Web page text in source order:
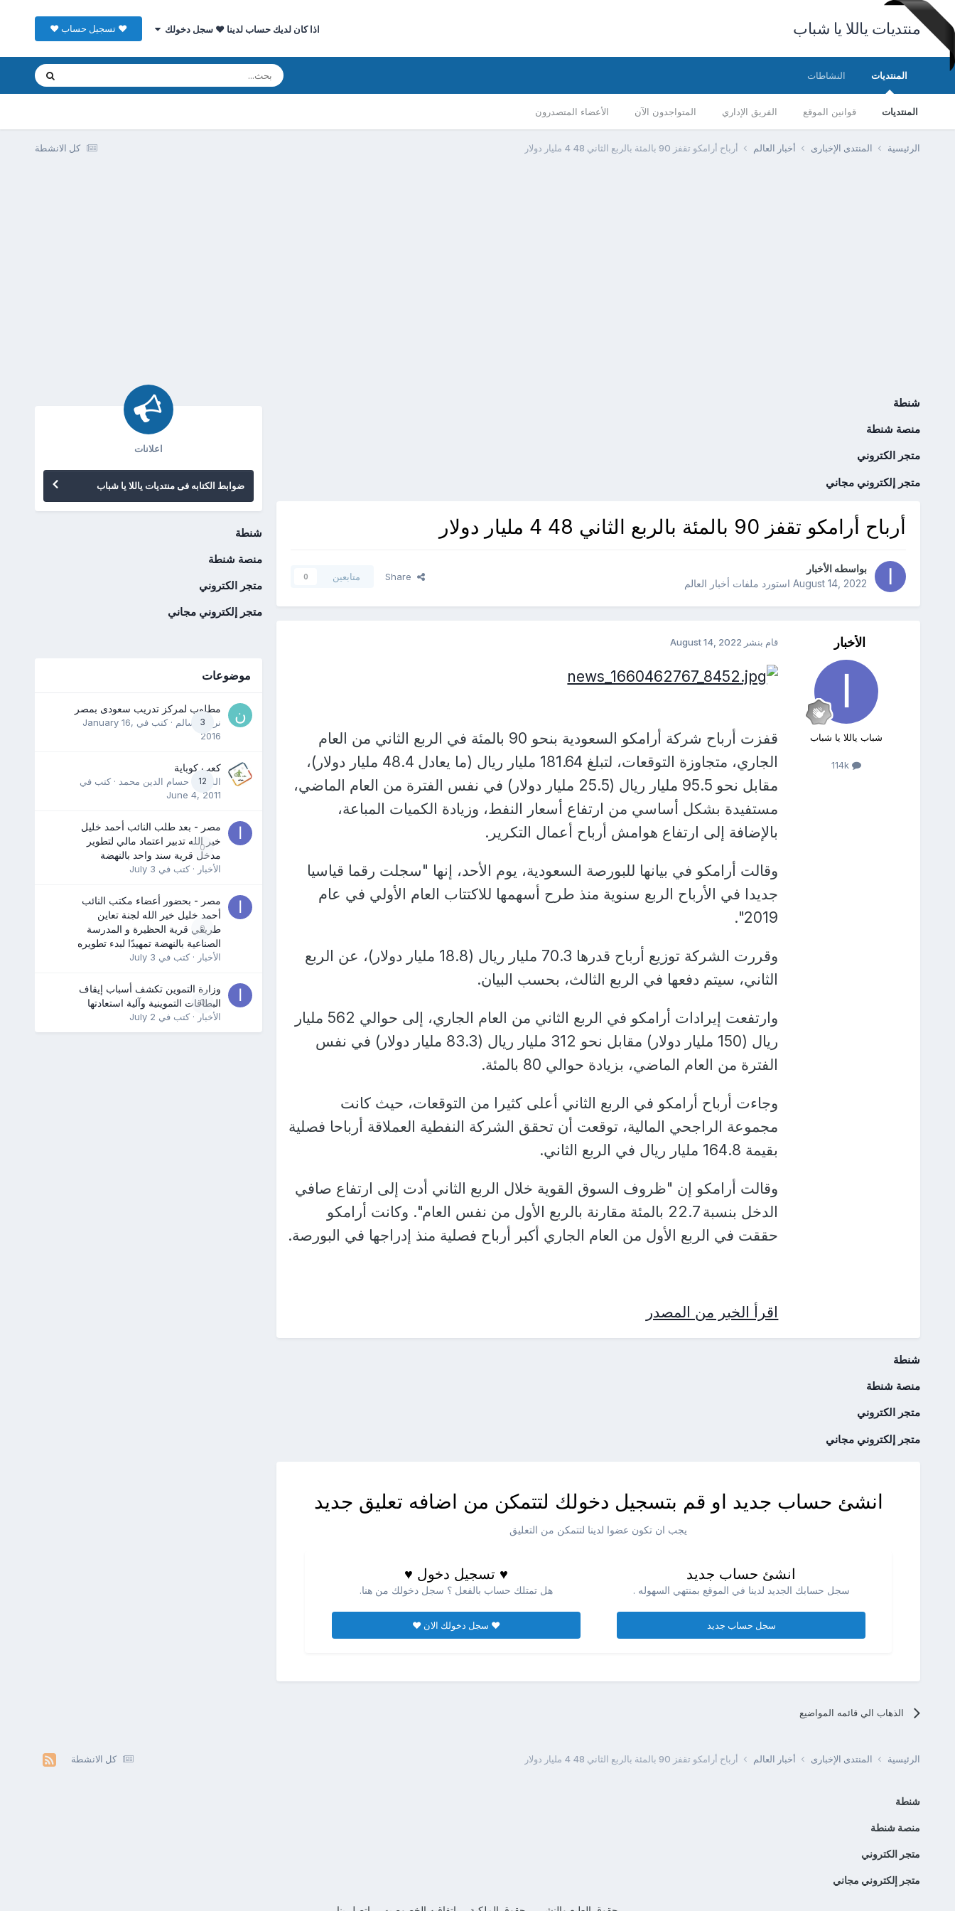
منتديات ياللا يا شباب اذا كان لديك حساب لدينا ♥ سجل دخولك ♥ تسجيل حساب ♥
المنتديات
المنتديات قوانين الموقع الفريق الإداري المتواجدون الآن الأعضاء المتصدرون
النشاطات
كل الانشطة الرئيسية المنتدى الإخبارى أخبار العالم أرباح أرامكو تقفز 90 بالمئة بالربع الثاني 48 4 مليار دولار
شنطة
منصة شنطة
متجر الكتروني
متجر إلكتروني مجاني
أرباح أرامكو تقفز 90 بالمئة بالربع الثاني 48 4 مليار دولار
بواسطه الأخبار
August 14, 2022استورد ملفات أخبار العالم
Share متابعين 0
الأخبار
شباب ياللا يا شباب
114k
قام بنشر August 14, 2022
قفزت أرباح شركة أرامكو السعودية بنحو 90 بالمئة في الربع الثاني من العام
الجاري، متجاوزة التوقعات، لتبلغ 181.64 مليار ريال (ما يعادل 48.4 مليار دولار)،
مقابل نحو 95.5 مليار ريال (25.5 مليار دولار) في نفس الفترة من العام الماضي،
مستفيدة بشكل أساسي من ارتفاع أسعار النفط، وزيادة الكميات المباعة،
بالإضافة إلى ارتفاع هوامش أرباح أعمال التكرير.
وقالت أرامكو في بيانها للبورصة السعودية، يوم الأحد، إنها "سجلت رقما قياسيا
جديدا في الأرباح الربع سنوية منذ طرح أسهمها للاكتتاب العام الأولي في عام
2019".
وقررت الشركة توزيع أرباح قدرها 70.3 مليار ريال (18.8 مليار دولار)، عن الربع
الثاني، سيتم دفعها في الربع الثالث، بحسب البيان.
وارتفعت إيرادات أرامكو في الربع الثاني من العام الجاري، إلى حوالي 562 مليار
ريال (150 مليار دولار) مقابل نحو 312 مليار ريال (83.3 مليار دولار) في نفس
الفترة من العام الماضي، بزيادة حوالي 80 بالمئة.
وجاءت أرباح أرامكو في الربع الثاني أعلى كثيرا من التوقعات، حيث كانت
مجموعة الراجحي المالية، توقعت أن تحقق الشركة النفطية العملاقة أرباحا فصلية
بقيمة 164.8 مليار ريال في الربع الثاني.
وقالت أرامكو إن "ظروف السوق القوية خلال الربع الثاني أدت إلى ارتفاع صافي
الدخل بنسبة 22.7 بالمئة مقارنة بالربع الأول من نفس العام". وكانت أرامكو
حققت في الربع الأول من العام الجاري أكبر أرباح فصلية منذ إدراجها في البورصة.
اقرأ الخبر من المصدر
شنطة
منصة شنطة
متجر الكتروني
متجر إلكتروني مجاني
انشئ حساب جديد او قم بتسجيل دخولك لتتمكن من اضافه تعليق جديد
يجب ان تكون عضوا لدينا لتتمكن من التعليق
انشئ حساب جديد
سجل حسابك الجديد لدينا في الموقع بمنتهي السهوله .
سجل حساب جديد
♥ تسجيل دخول ♥
هل تمتلك حساب بالفعل ؟ سجل دخولك من هنا.
♥ سجل دخولك الان ♥
الذهاب الي قائمه المواضيع
اعلانات
ضوابط الكتابه فى منتديات ياللا يا شباب
شنطة
منصة شنطة
متجر الكتروني
متجر إلكتروني مجاني
موضوعات
3
مطلوب لمركز تدريب سعودى بمصر
نرمين سالم · كتب في January 16,
2016
12
كعب كوباية
المدرب حسام الدين محمد · كتب في
June 4, 2011
0
مصر - بعد طلب النائب أحمد خليل
خير الله تدبير اعتماد مالي لتطوير
مدخل قرية سند واحد بالنهضة
الأخبار · كتب في July 3
0
مصر - بحضور أعضاء مكتب النائب
أحمد خليل خير الله لجنة تعاين
طريقي قرية الحظيرة و المدرسة
الصناعية بالنهضة تمهيدًا لبدء تطويره
الأخبار · كتب في July 3
0
وزارة التموين تكشف أسباب إيقاف
البطاقات التموينية وآلية استعادتها
الأخبار · كتب في July 2
كل الانشطة الرئيسية المنتدى الإخبارى أخبار العالم أرباح أرامكو تقفز 90 بالمئة بالربع الثاني 48 4 مليار دولار
شنطة
منصة شنطة
متجر الكتروني
متجر إلكتروني مجاني